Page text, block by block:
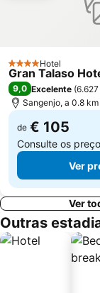
Real Club Náutico de
Aeropuerto de Vigo
4 Estrelas
Hotel
Gran Talaso
9,0 Excelente (
Sangenjo, a 0.8
de € 105
Consulte os
Ver
Ver
Outras